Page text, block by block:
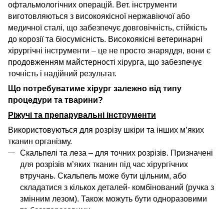
офтальмологічних операцій. Вет. інструменти
виготовляються з високоякісної нержавіючої або
медичної сталі, що забезпечує довговічність, стійкість
до корозії та біосумісність. Високоякісні ветеринарні
хірургічні інструменти – це не просто знаряддя, вони є
продовженням майстерності хірурга, що забезпечує
точність і надійний результат.
Що потребуватиме хірург залежно від типу
процедури та тварини?
Ріжучі та препарувальні інструменти
Використовуються для розрізу шкіри та інших м’яких
тканин організму.
Скальпелі та леза – для точних розрізів. Призначені
для розрізів м’яких тканин під час хірургічних
втручань. Скальпель може бути цільним, або
складатися з кількох деталей- комбінований (ручка з
змінним лезом). Також можуть бути одноразовими